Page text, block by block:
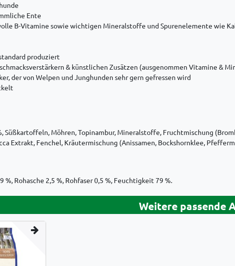
Ente
B-Vitamine sowie wichtigen Mineralstoffe und Spurenelemente wie
produziert
& künstlichen Zusätzen (ausgenommen Vitamine &
der von Welpen und Junghunden sehr gern gefressen wird
Süßkartoffeln, Möhren, Topinambur, Mineralstoffe, Fruchtmischung
Extrakt, Fenchel, Kräutermischung (Anissamen, Bockshornklee,
Rohasche 2,5 %, Rohfaser 0,5 %, Feuchtigkeit 79 %.
Weitere passende